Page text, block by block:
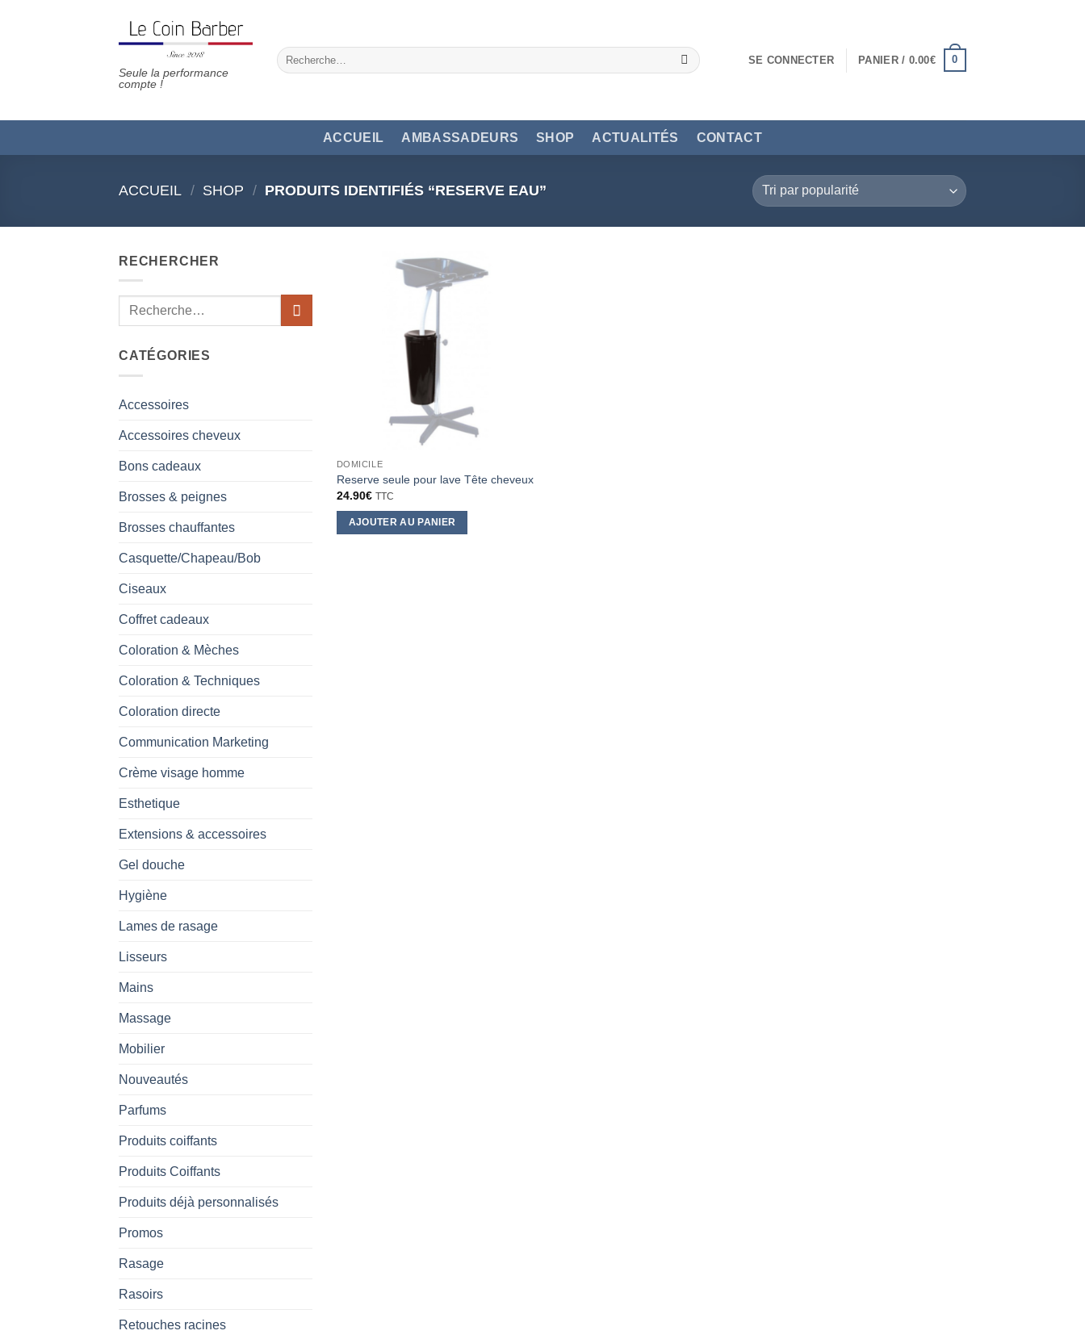
Seule la performance
compte !
Recherche
pour :
SE CONNECTER PANIER / 0.00€ 0
ACCUEIL AMBASSADEURS SHOP ACTUALITÉS CONTACT
ACCUEIL / SHOP / PRODUITS IDENTIFIÉS “RESERVE EAU”
RECHERCHER
Recherche
CATÉGORIES
Accessoires
Accessoires cheveux
Bons cadeaux
Brosses & peignes
Brosses chauffantes
Casquette/Chapeau/Bob
Ciseaux
Coffret cadeaux
Coloration & Mèches
Coloration & Techniques
Coloration directe
Communication Marketing
Crème visage homme
Esthetique
Extensions & accessoires
Gel douche
Hygiène
Lames de rasage
Lisseurs
Mains
Massage
Mobilier
Nouveautés
Parfums
Produits coiffants
Produits Coiffants
Produits déjà personnalisés
Promos
Rasage
Rasoirs
Retouches racines
DOMICILE
Reserve seule pour lave Tête cheveux
24.90€ TTC
AJOUTER AU PANIER